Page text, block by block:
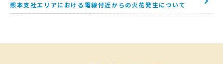
熊本支社エリアにおける電線付近からの火花発生について